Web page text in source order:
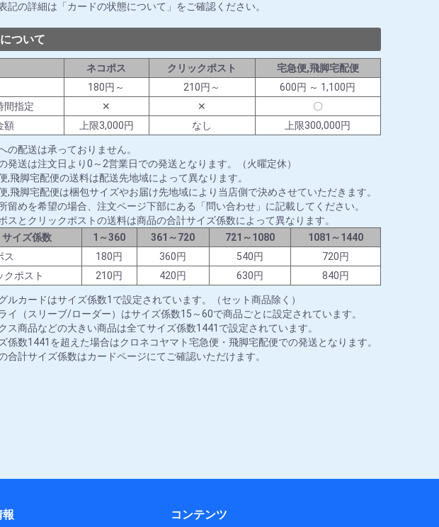
記の詳細は「カードの状態について」をご確認ください。
ついて
ネコポス クリックポスト
宅急便,飛脚宅配便
180円～ 210円～
600円 ～ 1,100円
間指定
✕ ✕
〇
額
上限3,000円 なし 上限300,000円
の配送は承っておりません。
発送は注文日より0～2営業日での発送となります。（火曜定休）
,飛脚宅配便の送料は配送先地域によって異なります。
,飛脚宅配便は梱包サイズやお届け先地域により当店側で決めさせていただきます。
留めを希望の場合、注文ページ下部にある「問い合わせ」に記載してください。
スとクリックポストの送料は商品の合計サイズ係数によって異なります。
サイズ係数
1～360 361～720 721～1080
1081～1440
ス
180円 360円 540円
720円
クポスト
210円 420円 630円 840円
ルカードはサイズ係数1で設定されています。（セット商品除く）
イ（スリーブ/ローダー）はサイズ係数15～60で商品ごとに設定されています。
ス商品などの大きい商品は全てサイズ係数1441で設定されています。
係数1441を超えた場合はクロネコヤマト宅急便・飛脚宅配便での発送となります。
合計サイズ係数はカードページにてご確認いただけます。
報 コンテンツ